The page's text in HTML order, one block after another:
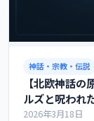
神話・宗教・伝説
【北欧神話
ルズと呪われ
2026年3月18日